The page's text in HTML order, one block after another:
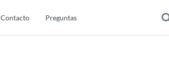
Contacto Preguntas